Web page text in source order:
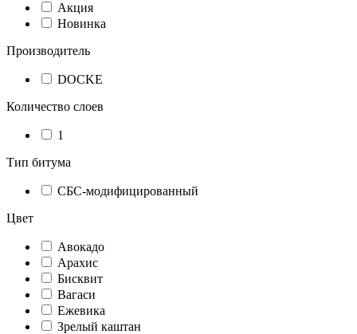
Акция
Новинка
Производитель
DOCKE
Количество слоев
1
Тип битума
СБС-модифицированный
Цвет
Авокадо
Арахис
Бисквит
Вагаси
Ежевика
Зрелый каштан